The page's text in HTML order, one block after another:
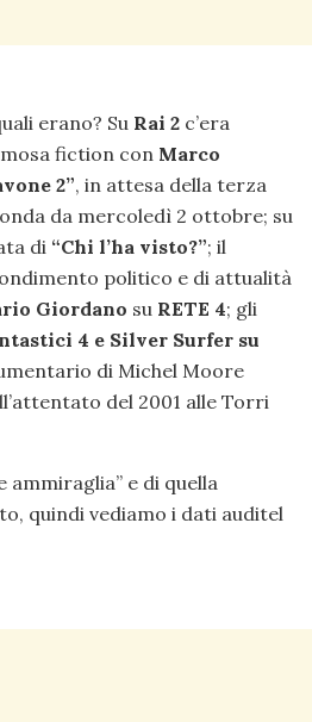
erano? Su Rai 2 c’era
fiction con Marco
2”, in attesa della terza
da mercoledì 2 ottobre; su
di “Chi l’ha visto?”; il
politico e di attualità
Giordano su RETE 4; gli
4 e Silver Surfer su
di Michel Moore
del 2001 alle Torri
ammiraglia” e di quella
quindi vediamo i dati auditel